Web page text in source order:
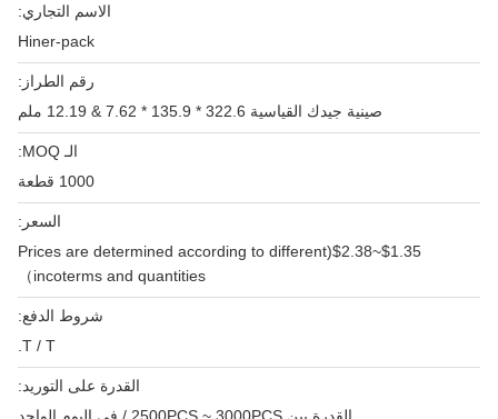
الاسم التجاري:
Hiner-pack
رقم الطراز:
صينية جيدك القياسية 322.6 * 135.9 * 7.62 & 12.19 ملم
الـ MOQ:
1000 قطعة
السعر:
$1.35~$2.38(Prices are determined according to different
incoterms and quantities）
شروط الدفع:
T / T.
القدرة على التوريد: